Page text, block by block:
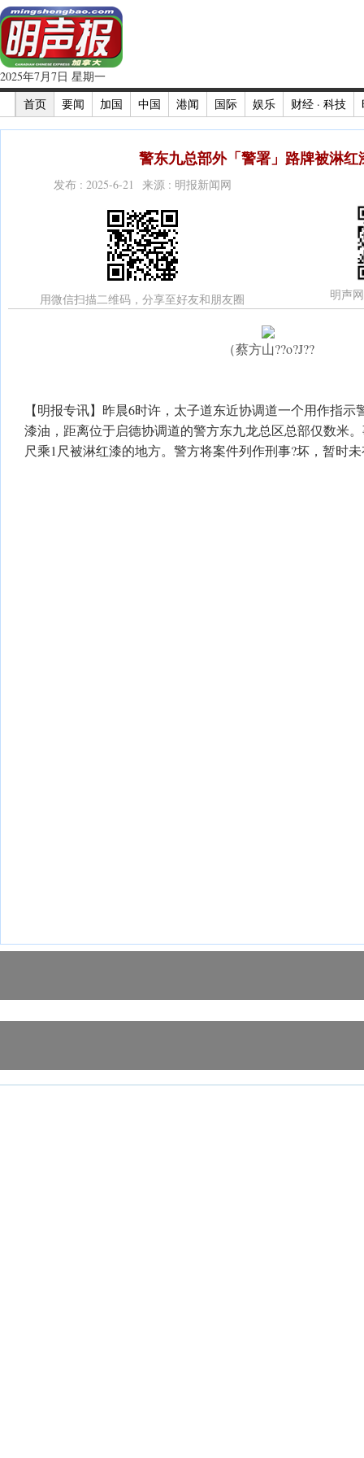
2025年7月7日 星期一
首页
要闻 加国 中国 港闻 国际 娱乐 财经 · 科技
警东九总部外「警署」路牌被淋红
发布 : 2025-6-21 来源 : 明报新闻网
用微信扫描二维码，分享至好友和朋友圈 明声
（蔡方山??o?J??
【明报专讯】昨晨6时许，太子道东近协调道一个用作指
漆油，距离位于启德协调道的警方东九龙总区总部仅数米
尺乘1尺被淋红漆的地方。警方将案件列作刑事?坏，暂时